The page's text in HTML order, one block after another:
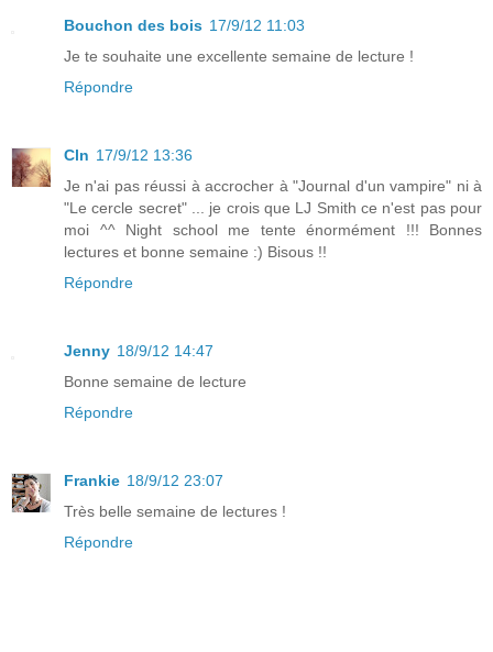
Bouchon des bois 17/9/12 11:03
Je te souhaite une excellente semaine de lecture !
Répondre
Cln 17/9/12 13:36
Je n'ai pas réussi à accrocher à "Journal d'un vampire" ni à
"Le cercle secret" ... je crois que LJ Smith ce n'est pas pour
moi ^^ Night school me tente énormément !!! Bonnes
lectures et bonne semaine :) Bisous !!
Répondre
Jenny 18/9/12 14:47
Bonne semaine de lecture
Répondre
Frankie 18/9/12 23:07
Très belle semaine de lectures !
Répondre